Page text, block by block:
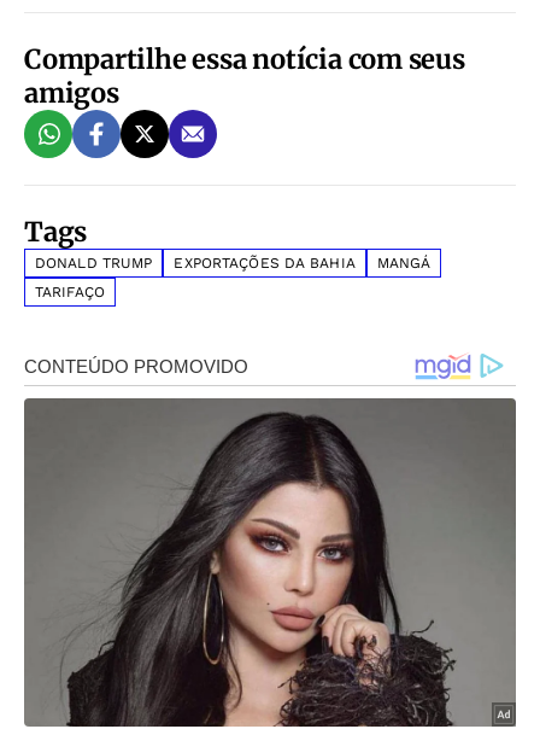
Compartilhe essa notícia com seus
amigos
Tags
DONALD TRUMP EXPORTAÇÕES DA BAHIA
MANGÁ
TARIFAÇO